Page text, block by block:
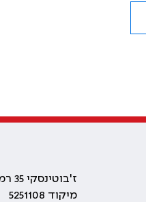
ז'בוטינסקי 35 רמת גן, בניין התאומים 2
מיקוד 5251108